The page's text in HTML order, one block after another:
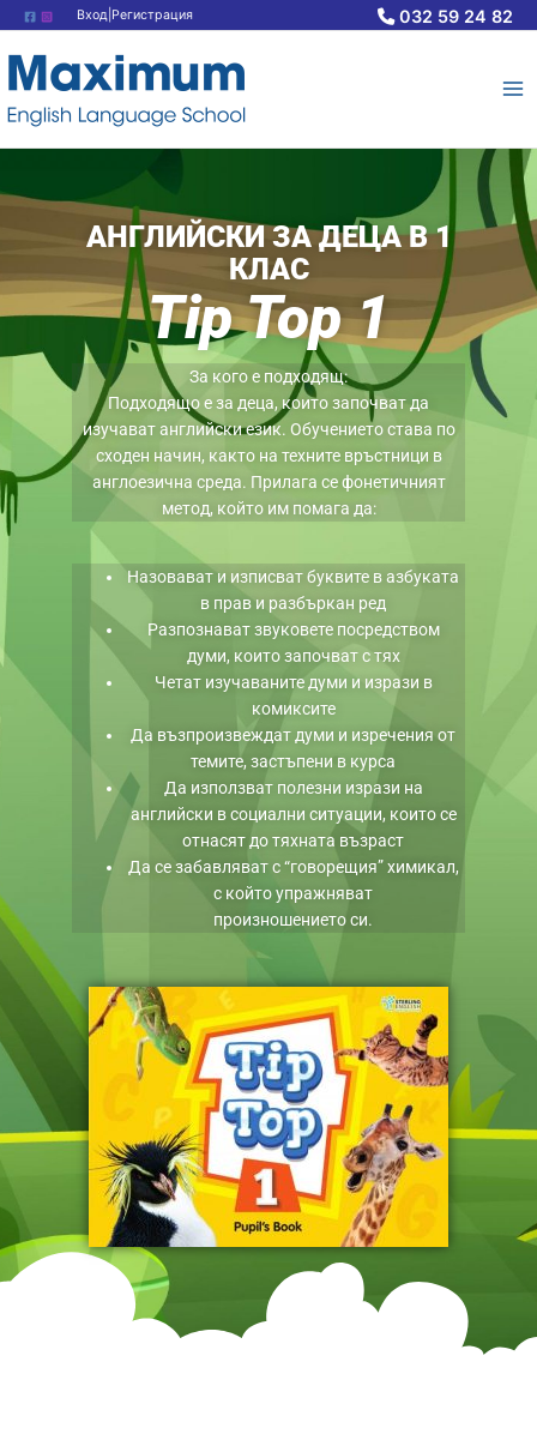
Skip
content
Вход|Регистрация 032 59 24 82
АНГЛИЙСКИ ЗА ДЕЦА В 1
КЛАС
Tip Top 1
За кого е подходящ:
Подходящо е за деца, които започват да
изучават английски език. Обучението става по
сходен начин, както на техните връстници в
англоезична среда. Прилага се фонетичният
метод, който им помага да:
Назовават и изписват буквите в азбуката
в прав и разбъркан ред
Разпознават звуковете посредством
думи, които започват с тях
Четат изучаваните думи и изрази в
комиксите
Да възпроизвеждат думи и изречения от
темите, застъпени в курса
Да използват полезни изрази на
английски в социални ситуации, които се
отнасят до тяхната възраст
Да се забавляват с “говорещия” химикал,
с който упражняват
произношението си.